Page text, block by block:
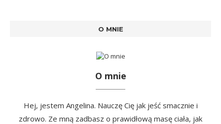
O MNIE
O mnie
Hej, jestem Angelina. Nauczę Cię jak jeść smacznie i
zdrowo. Ze mną zadbasz o prawidłową masę ciała, jak